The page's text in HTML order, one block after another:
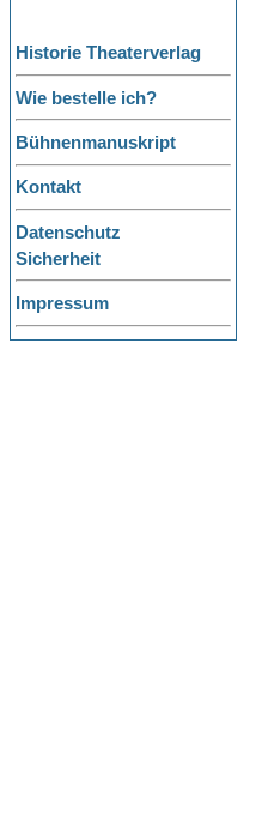
Historie Theaterverlag
Wie bestelle ich?
Bühnenmanuskript
Kontakt
Datenschutz
Sicherheit
Impressum